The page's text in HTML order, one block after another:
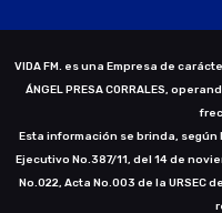
VIDA FM. es una Empresa de
ÁNGEL PRESA CORRALES,
Esta información se brinda, según
Ejecutivo No.387/11, del 14 de
No.022, Acta No.003 de la URSEC